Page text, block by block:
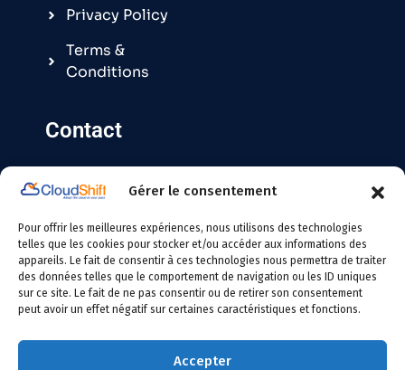
Gérer le consentement
Pour offrir les meilleures expériences, nous utilisons des technologies
telles que les cookies pour stocker et/ou accéder aux informations des
appareils. Le fait de consentir à ces technologies nous permettra de traiter
des données telles que le comportement de navigation ou les ID uniques
sur ce site. Le fait de ne pas consentir ou de retirer son consentement
peut avoir un effet négatif sur certaines caractéristiques et fonctions.
Accepter
Contact
Contact@cloudshift.fr
France +33 5 25 63 08 49
Tunisie :+216 24 146 000
Privacy Policy
Terms &
Conditions